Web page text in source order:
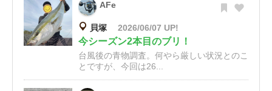
AFe
貝塚 2026/06/07 UP!
今シーズン2本目のブリ！
台風後の青物調査。何やら厳しい状況とのこ
とですが、今回は26...